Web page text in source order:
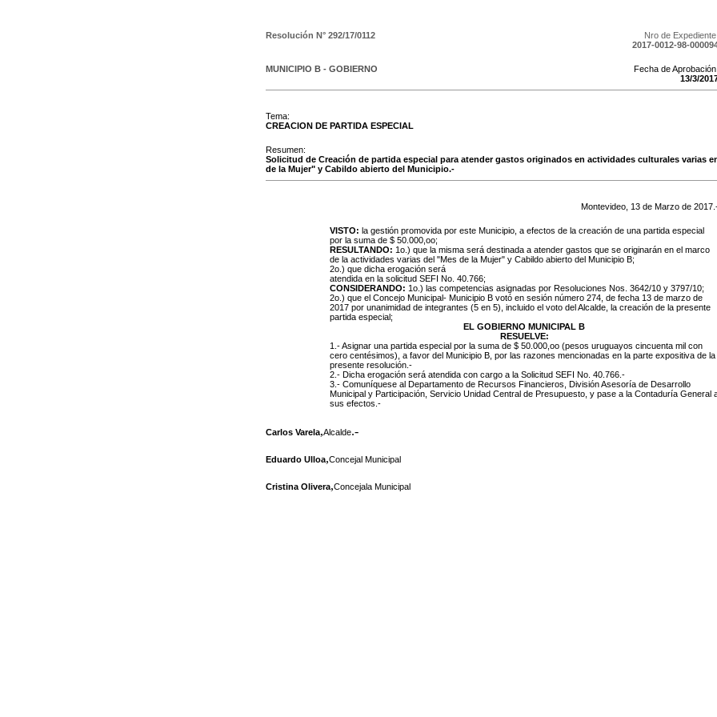
Resolución N° 292/17/0112
Nro de
2017-0012-98-
MUNICIPIO B - GOBIERNO
Fecha de
13/3/
Tema:
CREACION DE PARTIDA ESPECIAL
Resumen:
Solicitud de Creación de partida especial para atender gastos originados en actividades culturales varias
de la Mujer" y Cabildo abierto del Municipio.-
Montevideo, 13 de Marzo de 2017
VISTO: la gestión promovida por este Municipio, a efectos de la creación de una partida especial
por la suma de $ 50.000,oo;
RESULTANDO: 1o.) que la misma será destinada a atender gastos que se originarán en el marco
de la actividades varias del "Mes de la Mujer" y Cabildo abierto del Municipio B;
2o.) que dicha erogación será
atendida en la solicitud SEFI No. 40.766;
CONSIDERANDO: 1o.) las competencias asignadas por Resoluciones Nos. 3642/10 y 3797/10;
2o.) que el Concejo Municipal- Municipio B votó en sesión número 274, de fecha 13 de marzo de
2017 por unanimidad de integrantes (5 en 5), incluido el voto del Alcalde, la creación de la presente
partida especial;
EL GOBIERNO MUNICIPAL B
RESUELVE:
1.- Asignar una partida especial por la suma de $ 50.000,oo (pesos uruguayos cincuenta mil con
cero centésimos), a favor del Municipio B, por las razones mencionadas en la parte expositiva de la
presente resolución.-
2.- Dicha erogación será atendida con cargo a la Solicitud SEFI No. 40.766.-
3.- Comuníquese al Departamento de Recursos Financieros, División Asesoría de Desarrollo
Municipal y Participación, Servicio Unidad Central de Presupuesto, y pase a la Contaduría General
sus efectos.-
Carlos Varela,Alcalde.-
Eduardo Ulloa,Concejal Municipal
Cristina Olivera,Concejala Municipal